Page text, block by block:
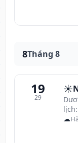
8Tháng 8
19
29
☀️
lịch:
☁